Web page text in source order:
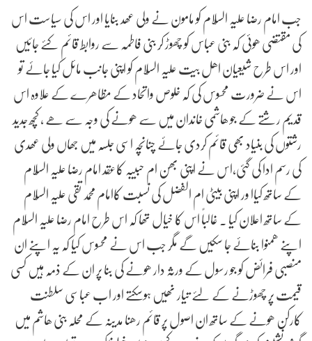
جب امام رضا علیہ السّلام کو مامون نے ولی عھد بنایا اور اس کی سیاست اس
کی مقتضی ھوئی کہ بنی عباس کو چھوڑ کر بنی فاطمہ سے روابط قائم کئے جائیں
اور اس طرح شیعیان اھل بیت علیہ السّلام کو اپنی جانب مائل کیا جائے تو
اس نے ضرورت محسوس کی کہ خلوص واتحاد کے مظاھرے کے علاوہ اس
قدیم رشتے کے جو ھاشمی خاندان میں سے ھونے کی وجہ سے ھے , کچھ جدید
رشتوں کی بنیاد بھی قائم کردی جائے چنانچہ اسی جلسہ میں جھاں ولی عھدی
کی رسم ادا کی گئی،اس نے اپنی بھن ام حبیبہ کاعقد امام رضا علیہ السّلام
کے ساتھ کیاا ور اپنی بیٹی ام الفضل کی نسبت کاامام محمد تقی علیہ السّلام
کے ساتھ اعلان کیا . غالباً اس کا خیال تھا کہ اس طرح امام رضا علیہ السّلام
اپنے ھمنوا بنائے جا سکیں گے مگر جب اس نے محسوس کیا کہ یہ اپنے ان
منصبی فرائض کو جو رسول کے ورثہ دار ھونے کی بنا پر ان کے ذمہ ہیں کسی
قیمت پر چھوڑنے کے لئے تیار نھیں ہوسکتے اور اب عباسی سلطنت
کارکن ھونے کے ساتھ ان اصول پر قائم رھنا مدینہ کے محلہ بنی ھاشم میں